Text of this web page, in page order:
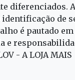
diferenciados.
identificação de
é pautado em
e
- A LOJA MAIS